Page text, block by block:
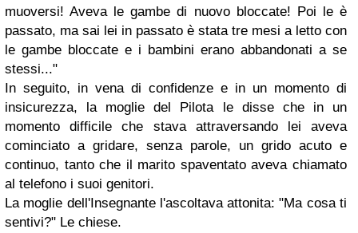
muoversi! Aveva le gambe di nuovo bloccate! Poi le è
passato, ma sai lei in passato è stata tre mesi a letto con
le gambe bloccate e i bambini erano abbandonati a se
stessi..."
In seguito, in vena di confidenze e in un momento di
insicurezza, la moglie del Pilota le disse che in un
momento difficile che stava attraversando lei aveva
cominciato a gridare, senza parole, un grido acuto e
continuo, tanto che il marito spaventato aveva chiamato
al telefono i suoi genitori.
La moglie dell'Insegnante l'ascoltava attonita: "Ma cosa ti
sentivi?" Le chiese.